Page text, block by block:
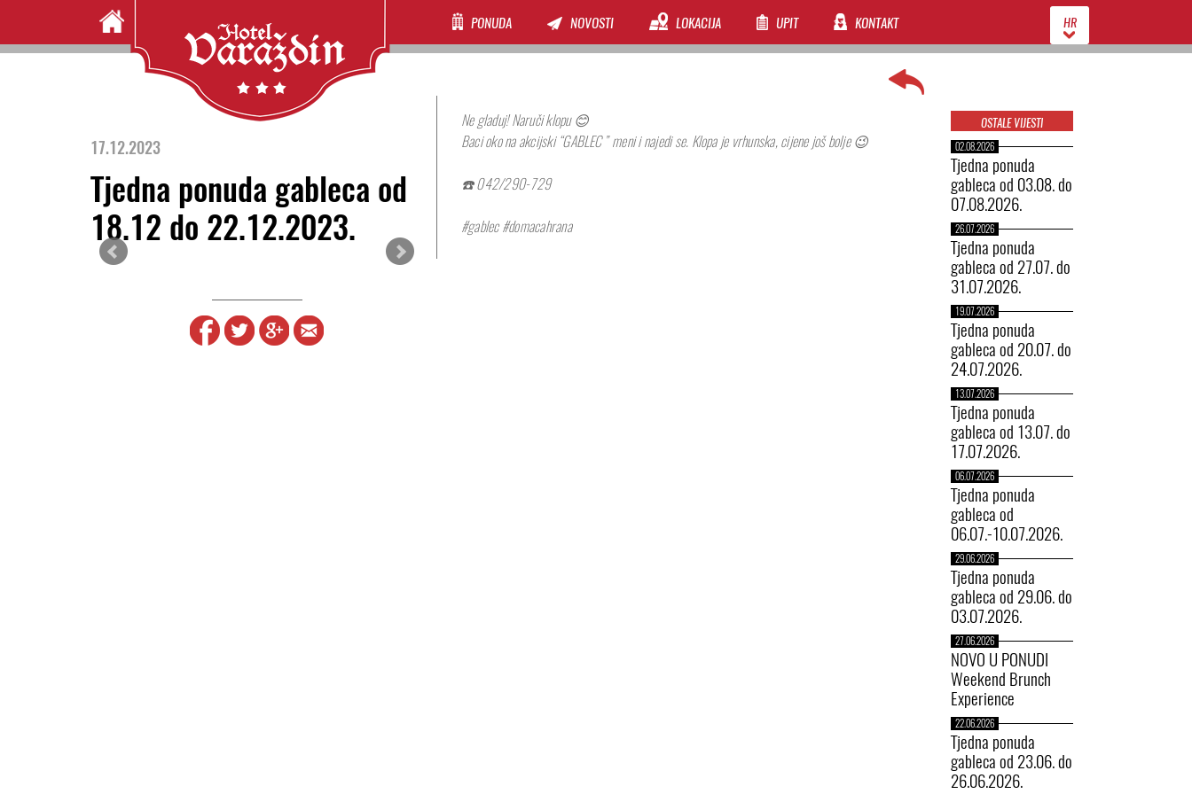
PONUDA NOVOSTI LOKACIJA UPIT KONTAKT HR
17.12.2023
Tjedna ponuda gableca od
18.12 do 22.12.2023.
Ne gladuj! Naruči klopu 😊
Baci oko na akcijski “GABLEC” meni i najedi se. Klopa je vrhunska, cijene još bolje 😉
☎️ 042/290-729
#gablec #domacahrana
OSTALE VIJESTI
02.08.2026
Tjedna ponuda
gableca od 03.08. do
07.08.2026.
26.07.2026
Tjedna ponuda
gableca od 27.07. do
31.07.2026.
19.07.2026
Tjedna ponuda
gableca od 20.07. do
24.07.2026.
13.07.2026
Tjedna ponuda
gableca od 13.07. do
17.07.2026.
06.07.2026
Tjedna ponuda
gableca od
06.07.-10.07.2026.
29.06.2026
Tjedna ponuda
gableca od 29.06. do
03.07.2026.
27.06.2026
NOVO U PONUDI
Weekend Brunch
Experience
22.06.2026
Tjedna ponuda
gableca od 23.06. do
26.06.2026.